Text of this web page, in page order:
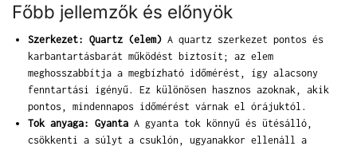
Főbb jellemzők és előnyök
Szerkezet: Quartz (elem) A quartz szerkezet pontos és
karbantartásbarát működést biztosít; az elem
meghosszabbítja a megbízható időmérést, így alacsony
fenntartási igényű. Ez különösen hasznos azoknak, akik
pontos, mindennapos időmérést várnak el órájuktól.
Tok anyaga: Gyanta A gyanta tok könnyű és ütésálló,
csökkenti a súlyt a csuklón, ugyanakkor ellenáll a